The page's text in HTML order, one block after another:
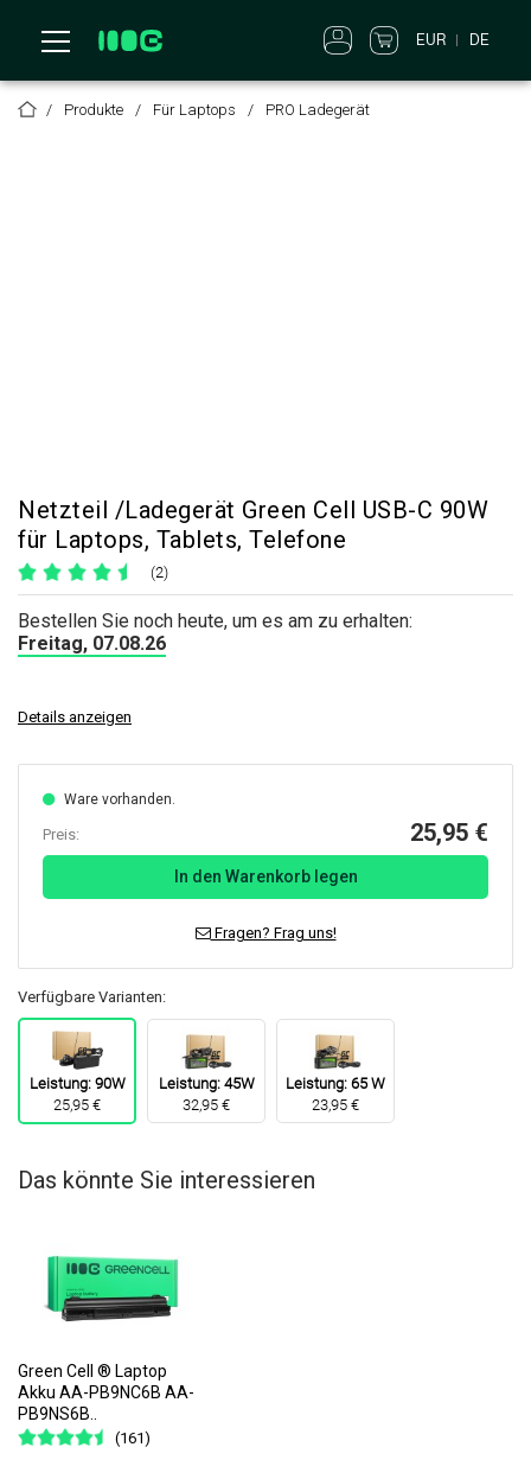
EUR DE
Produkte Für Laptops PRO Ladegerät
Netzteil /Ladegerät Green Cell USB-C 90W
für Laptops, Tablets, Telefone
(2)
Bestellen Sie noch heute, um es am zu erhalten:
Freitag, 07.08.26
Details anzeigen
Ware vorhanden.
Preis: 25,95 €
In den Warenkorb legen
Fragen? Frag uns!
Verfügbare Varianten:
Leistung: 90W
25,95 €
Leistung: 45W
32,95 €
Leistung: 65 W
23,95 €
Das könnte Sie interessieren
Green Cell ® Laptop
Akku AA-PB9NC6B AA-
PB9NS6B..
(161)